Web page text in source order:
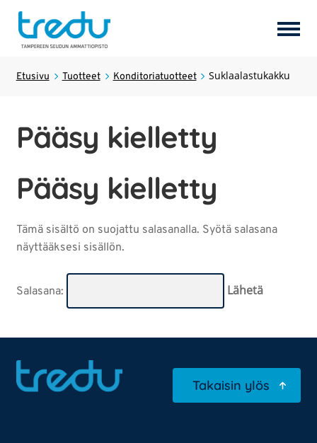
Tuotteet
Hostel Tredun Helmi
Koulutukset
Opiskelijayritykset
Tredun opiskelijat
Etusivu Tuotteet Konditoriatuotteet Suklaalastukakku
Pääsy kielletty
Pääsy kielletty
Tämä sisältö on suojattu salasanalla. Syötä salasana
näyttääksesi sisällön.
Salasana:
Takaisin ylös